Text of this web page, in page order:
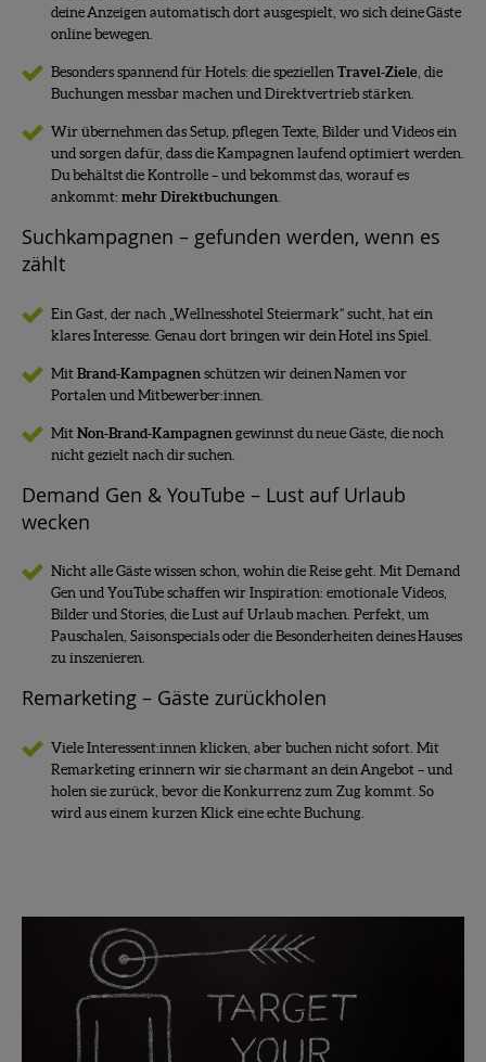
deine Anzeigen automatisch dort ausgespielt, wo sich deine Gäste
online bewegen.
Besonders spannend für Hotels: die speziellen Travel-Ziele , die
Buchungen messbar machen und Direktvertrieb stärken.
Wir übernehmen das Setup, pflegen Texte, Bilder und Videos ein
und sorgen dafür, dass die Kampagnen laufend optimiert werden.
Du behältst die Kontrolle – und bekommst das, worauf es
ankommt: mehr Direktbuchungen
Suchkampagnen – gefunden werden, wenn es
zählt
Ein Gast, der nach „Wellnesshotel Steiermark“ sucht, hat ein
klares Interesse. Genau dort bringen wir dein Hotel ins Spiel.
Mit Brand-Kampagnen schützen wir deinen Namen vor
Portalen und Mitbewerber:innen.
Mit Non-Brand-Kampagnen gewinnst du neue Gäste, die noch
nicht gezielt nach dir suchen.
Demand Gen & YouTube – Lust auf Urlaub
wecken
Nicht alle Gäste wissen schon, wohin die Reise geht. Mit Demand
Gen und YouTube schaffen wir Inspiration: emotionale Videos,
Bilder und Stories, die Lust auf Urlaub machen. Perfekt, um
Pauschalen, Saisonspecials oder die Besonderheiten deines Hauses
zu inszenieren.
Remarketing – Gäste zurückholen
Viele Interessent:innen klicken, aber buchen nicht sofort. Mit
Remarketing erinnern wir sie charmant an dein Angebot – und
holen sie zurück, bevor die Konkurrenz zum Zug kommt. So
wird aus einem kurzen Klick eine echte Buchung.